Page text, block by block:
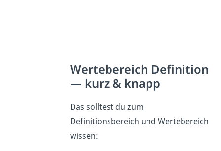
Wertebereich Definition
— kurz & knapp
Das solltest du zum
Definitionsbereich und Wertebereich
wissen: